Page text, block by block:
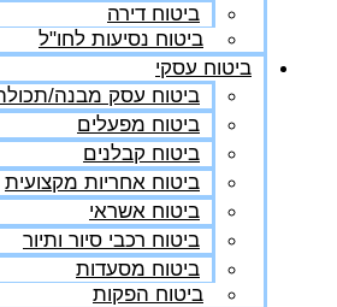
ביטוח דירה
ביטוח נסיעות לחו"ל
ביטוח עסקי
ביטוח עסק מבנה/תכולה
ביטוח מפעלים
ביטוח קבלנים
ביטוח אחריות מקצועית
ביטוח אשראי
ביטוח רכבי סיור ותיור
ביטוח מסעדות
ביטוח הפקות